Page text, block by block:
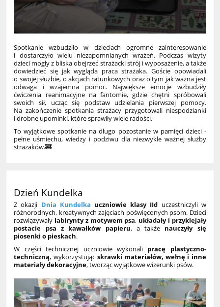
Spotkanie wzbudziło w dzieciach ogromne zainteresowanie
i dostarczyło wielu niezapomnianych wrażeń. Podczas wizyty
dzieci mogły z bliska obejrzeć strażacki strój i wyposażenie, a także
dowiedzieć się jak wygląda praca strażaka. Goście opowiadali
o swojej służbie, o akcjach ratunkowych oraz o tym jak ważna jest
odwaga i wzajemna pomoc. Największe emocje wzbudziły
ćwiczenia reanimacyjne na fantomie, gdzie chętni spróbowali
swoich sił, ucząc się podstaw udzielania pierwszej pomocy.
Na zakończenie spotkania strażacy przygotowali niespodzianki
i drobne upominki, które sprawiły wiele radości.
To wyjątkowe spotkanie na długo pozostanie w pamięci dzieci -
pełne uśmiechu, wiedzy i podziwu dla niezwykle ważnej służby
strażaków.🚒
Dzień Kundelka
Z okazji Dnia Kundelka uczniowie klasy IId uczestniczyli w
różnorodnych, kreatywnych zajęciach poświęconych psom. Dzieci
rozwiązywały labirynty z motywem psa, układały i przyklejały
postacie psa z kawałków papieru, a także nauczyły się
piosenki o pieskach.
W części technicznej uczniowie wykonali pracę plastyczno-
techniczną, wykorzystując skrawki materiałów, wełnę i inne
materiały dekoracyjne, tworząc wyjątkowe wizerunki psów.